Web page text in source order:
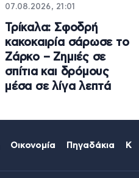
07.08.2026, 21:01
Τρίκαλα: Σφοδρή
κακοκαιρία σάρωσε το
Ζάρκο – Ζημιές σε
σπίτια και δρόμους
μέσα σε λίγα λεπτά
Οικονομία Πηγαδάκια